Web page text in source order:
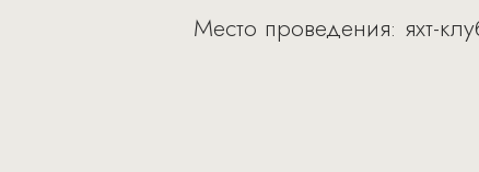
Место проведения: яхт-